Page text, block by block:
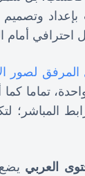
بإعداد
احترافي أمام
لصور
تماما كما
المباشر؛
العربي